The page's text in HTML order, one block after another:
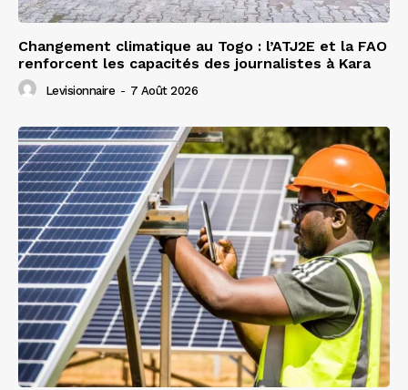
Changement climatique au Togo : l’ATJ2E et la FAO
renforcent les capacités des journalistes à Kara
Levisionnaire - 7 Août 2026